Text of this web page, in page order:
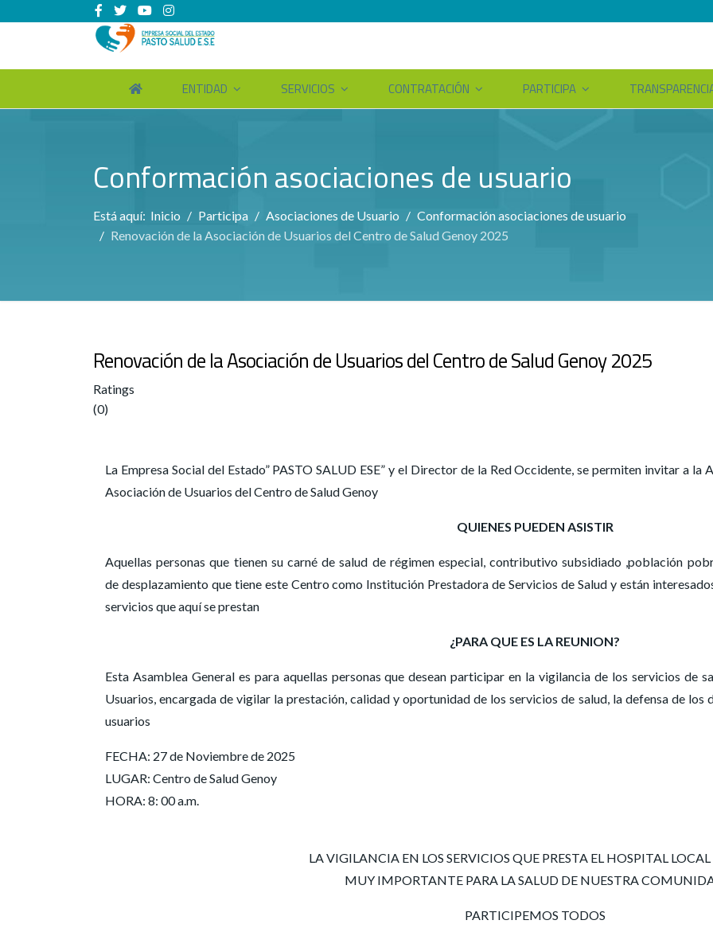
ENTIDAD SERVICIOS CONTRATACIÓN PARTICIPA
Conformación asociaciones de usuario
Está aquí: Inicio Participa Asociaciones de Usuario
Conformación asociaciones de usuario
Renovación de la Asociación de Usuarios del Centro de Salud Genoy 2025
Renovación de la Asociación de Usuarios del Centro de Salud Genoy 2025
Ratings
(0)
La Empresa Social del Estado” PASTO SALUD ESE” y el Director de la Red Occidente, se permiten invitar a la
Asociación de Usuarios del Centro de Salud Genoy
QUIENES PUEDEN ASISTIR
Aquellas personas que tienen su carné de salud de régimen especial, contributivo subsidiado ,población
de desplazamiento que tiene este Centro como Institución Prestadora de Servicios de Salud y están
servicios que aquí se prestan
¿PARA QUE ES LA REUNION?
Esta Asamblea General es para aquellas personas que desean participar en la vigilancia de los servicios de
Usuarios, encargada de vigilar la prestación, calidad y oportunidad de los servicios de salud, la defensa de
usuarios
FECHA: 27 de Noviembre de 2025
LUGAR: Centro de Salud Genoy
HORA: 8: 00 a.m.
LA VIGILANCIA EN LOS SERVICIOS QUE PRESTA EL HOSPITAL LOCAL
MUY IMPORTANTE PARA LA SALUD DE NUESTRA
PARTICIPEMOS TODOS